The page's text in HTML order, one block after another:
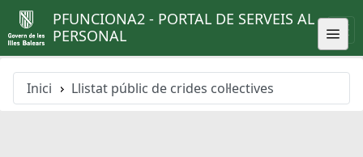
PFUNCIONA2 - PORTAL DE SERVEIS AL
PERSONAL
Inici Llistat públic de crides col·lectives